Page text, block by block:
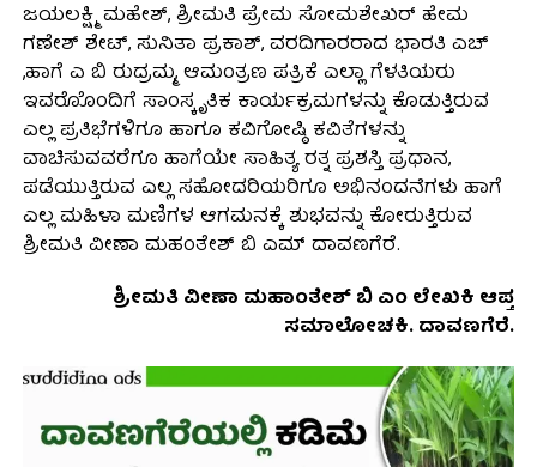
ಜಯಲಕ್ಷ್ಮಿ ಮಹೇಶ್, ಶ್ರೀಮತಿ ಪ್ರೇಮ ಸೋಮಶೇಖರ್ ಹೇಮ
ಗಣೇಶ್ ಶೇಟ್, ಸುನಿತಾ ಪ್ರಕಾಶ್, ವರದಿಗಾರರಾದ ಭಾರತಿ ಎಚ್
,ಹಾಗೆ ಎ ಬಿ ರುದ್ರಮ್ಮ, ಆಮಂತ್ರಣ ಪತ್ರಿಕೆ ಎಲ್ಲಾ ಗೆಳತಿಯರು
ಇವರೊೊಂದಿಗೆ ಸಾಂಸ್ಕೃತಿಕ ಕಾರ್ಯಕ್ರಮಗಳನ್ನು ಕೊಡುತ್ತಿರುವ
ಎಲ್ಲ ಪ್ರತಿಭೆಗಳಿಗೂ ಹಾಗೂ ಕವಿಗೋಷ್ಠಿ ಕವಿತೆಗಳನ್ನು
ವಾಚಿಸುವವರೆಗೂ ಹಾಗೆಯೇ ಸಾಹಿತ್ಯ ರತ್ನ ಪ್ರಶಸ್ತಿ ಪ್ರಧಾನ,
ಪಡೆಯುತ್ತಿರುವ ಎಲ್ಲ ಸಹೋದರಿಯರಿಗೂ ಅಭಿನಂದನೆಗಳು ಹಾಗೆ
ಎಲ್ಲ ಮಹಿಳಾ ಮಣಿಗಳ ಆಗಮನಕ್ಕೆ ಶುಭವನ್ನು ಕೋರುತ್ತಿರುವ
ಶ್ರೀಮತಿ ವೀಣಾ ಮಹಂತೇಶ್ ಬಿ ಎಮ್ ದಾವಣಗೆರೆ.
ಶ್ರೀಮತಿ ವೀಣಾ ಮಹಾಂತೇಶ್ ಬಿ ಎಂ ಲೇಖಕಿ ಆಪ್ತ
ಸಮಾಲೋಚಕಿ. ದಾವಣಗೆರೆ.